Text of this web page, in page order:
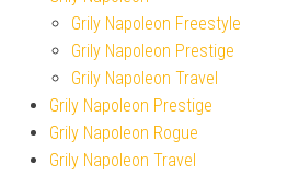
Grily Napoleon Freestyle
Grily Napoleon Prestige
Grily Napoleon Travel
Grily Napoleon Prestige
Grily Napoleon Rogue
Grily Napoleon Travel